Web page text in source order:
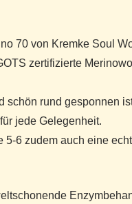
70 von Kremke Soul
zertifizierte
schön rund gesponnen
jede Gelegenheit.
5-6 zudem auch eine